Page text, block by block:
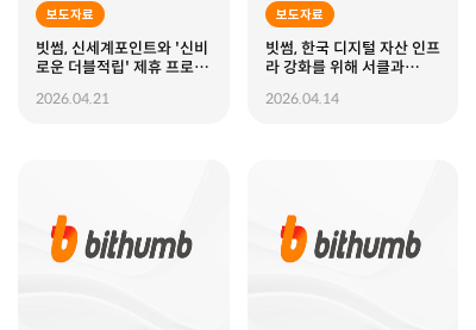
보도자료
빗썸, 신세계포인트와 '신비
로운 더블적립' 제휴 프로모
2026.04.21
보도자료
빗썸, 한국 디지털 자산 인프
라 강화를 위해 서클과
2026.04.14